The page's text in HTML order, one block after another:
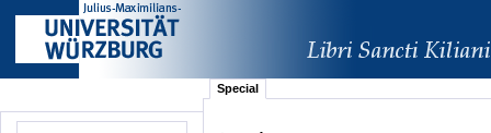
Special